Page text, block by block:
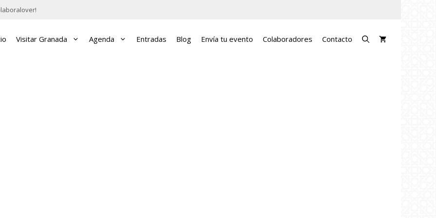
Visitar Granada Agenda Entradas Blog Envía tu evento Colaboradores Contacto